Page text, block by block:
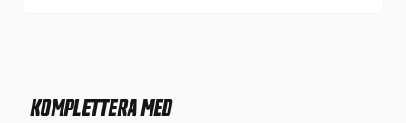
KOMPLETTERA MED